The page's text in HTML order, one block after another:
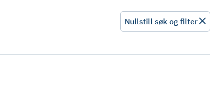
Nullstill søk og filter